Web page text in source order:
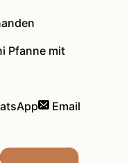
Pfanne mit
Email